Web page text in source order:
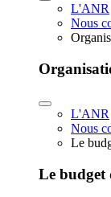
L'ANR
Nous
L'ANR
Nous
Le
Le budget